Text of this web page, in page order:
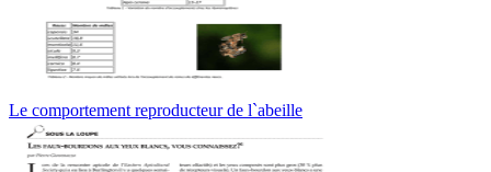
Le comportement reproducteur de l`abeille